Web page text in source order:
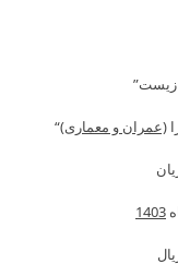
زیست”
(عمران و معماری)“
1403